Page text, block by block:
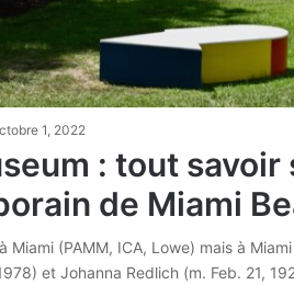
1, 2022
: tout savoir
de Miami
Miami (PAMM, ICA, Lowe) mais à
et Johanna Redlich (m. Feb. 21,